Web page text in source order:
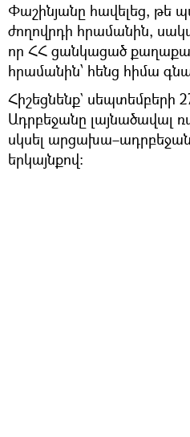
Փաշինյանը հավելեց, թե
ժողովրդի հրամանին,
որ ՀՀ ցանկացած
հրամանին՝ հենց հիմա
Հիշեցնենք` սեպտեմբերի
Ադրբեջանը լայնածավալ
սկսել
երկայնքով։